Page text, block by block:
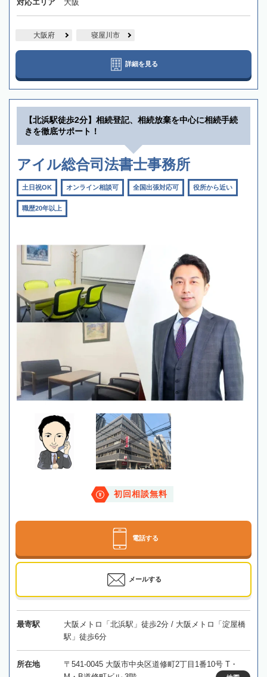
対応エリア 大阪
大阪府 寝屋川市
詳細を見る
【北浜駅徒歩2分】相続登記、相続放棄を中心に相続手続
きを徹底サポート！
アイル総合司法書士事務所
土日祝OK オンライン相談可 全国出張対応可 役所から近い
職歴20年以上
初回相談無料
電話する
メールする
最寄駅
大阪メトロ「北浜駅」徒歩2分 / 大阪メトロ「淀屋橋
駅」徒歩6分
所在地
〒541-0045 大阪市中央区道修町2丁目1番10号 T・